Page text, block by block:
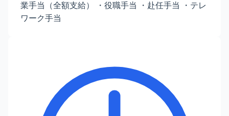
業手当（全額支給） ・役職手当 ・赴任手当 ・テレ
ワーク手当